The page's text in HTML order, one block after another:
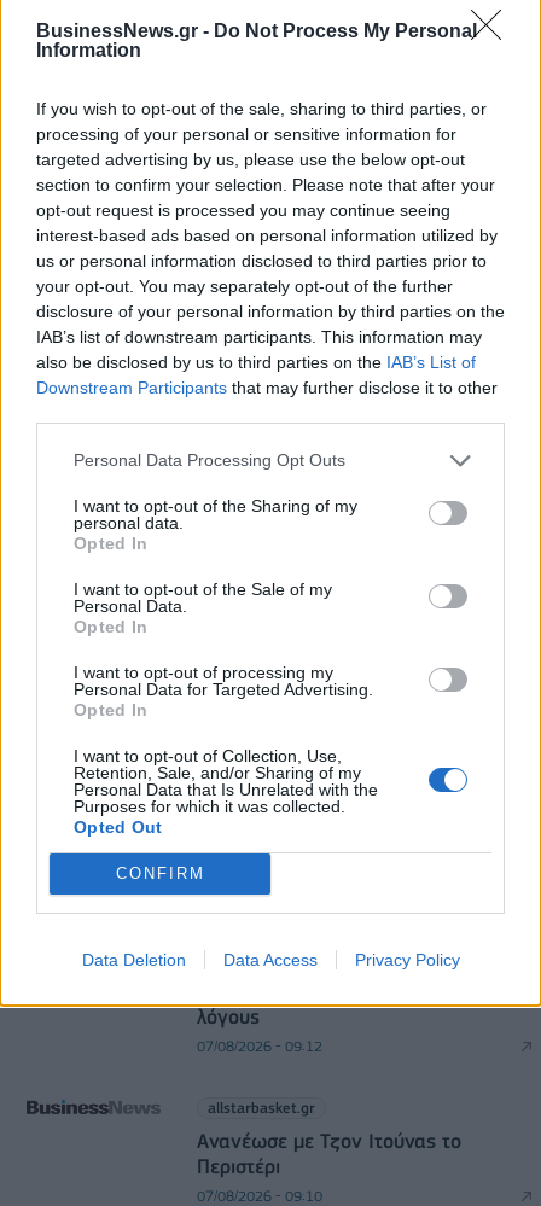
BusinessNews.gr - Do Not Process My Personal
Information
If you wish to opt-out of the sale, sharing to third parties, or
processing of your personal or sensitive information for
targeted advertising by us, please use the below opt-out
section to confirm your selection. Please note that after your
opt-out request is processed you may continue seeing
interest-based ads based on personal information utilized by
us or personal information disclosed to third parties prior to
your opt-out. You may separately opt-out of the further
disclosure of your personal information by third parties on the
IAB’s list of downstream participants. This information may
also be disclosed by us to third parties on the IAB’s List of
Downstream Participants that may further disclose it to other
Personal Data Processing Opt Outs
I want to opt-out of the Sharing of my
personal data.
Opted In
I want to opt-out of the Sale of my
Personal Data.
Opted In
I want to opt-out of processing my
Personal Data for Targeted Advertising.
Opted In
I want to opt-out of Collection, Use,
Retention, Sale, and/or Sharing of my
Personal Data that Is Unrelated with the
Purposes for which it was collected.
Opted Out
CONFIRM
Data Deletion Data Access Privacy Policy
ΔΗΜΟΦΙΛΗ
18η συνεχόμενη χρονιά για τον ΟΤΕ στη διεθνή
σειρά δεικτών FTSE4Good
06/08/2026 - 14:40 ESG
Χρηματοδότηση 8 εκατ. ευρώ σε 843 μέσα
ενημέρωσης- Ξεκίνησε το πενταετές πρόγραμμα
ενίσχυσης του Τύπου
06/08/2026 - 13:05 ΕΠΙΧΕΙΡΗΣΕΙΣ
06/08/2026 - 18:10 ΟΙΚΟΝΟΜΙΑ
JUMBO: Αύξηση πωλήσεων 5% το επτάμηνο του
2026
Aegean: Νέο ιστορικό ρεκόρ με πάνω από 2 εκατ.
06/08/2026 - 14:00 ΤΟΥΡΙΣΜΟΣ
DIRECTION BUSINESS NETWORK
Μανρέσα: Έλυσε τη συνεργασία της
λόγους
07/08/2026 - 09:12
allstarbasket.gr
Ανανέωσε με Τζον Ιτούνας το
Περιστέρι
07/08/2026 - 09:10